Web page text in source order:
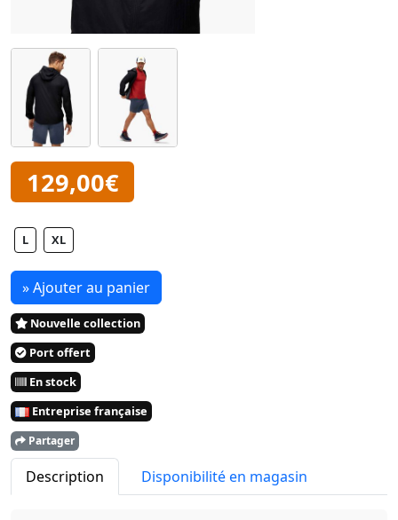
129,00€
L XL
» Ajouter au panier
Nouvelle collection
Port offert
En stock
Entreprise française
Partager
Description Disponibilité en magasin